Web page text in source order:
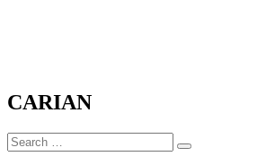
CARIAN
Search
for:
Search